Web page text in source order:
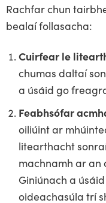
Rachfar chun
bealaí follasacha:
Cuirfear le
chumas daltaí
a úsáid go
Feabhsófar
oiliúint ar
litearthacht
machnamh ar an
Giniúnach a
oideachasúla trí